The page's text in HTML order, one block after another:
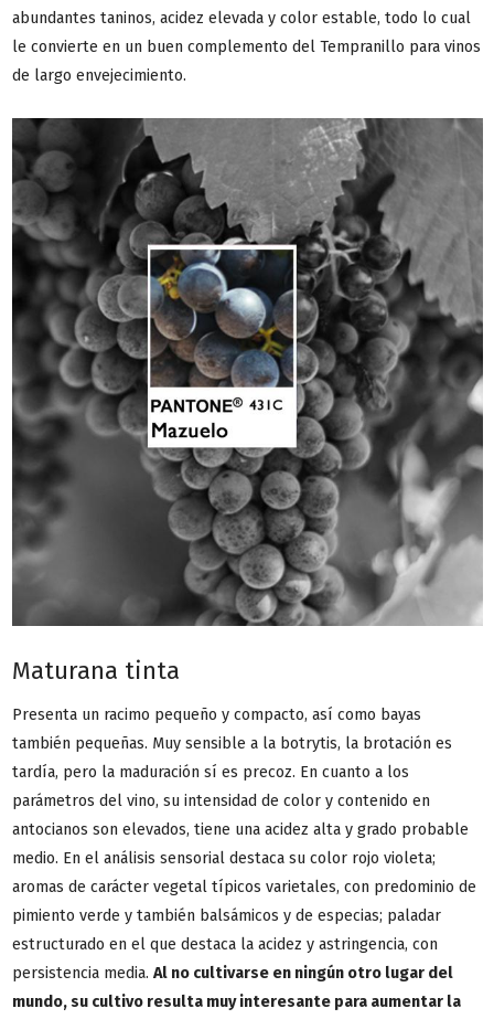
abundantes taninos, acidez elevada y color estable, todo lo cual
le convierte en un buen complemento del Tempranillo para vinos
de largo envejecimiento.
Maturana tinta
Presenta un racimo pequeño y compacto, así como bayas
también pequeñas. Muy sensible a la botrytis, la brotación es
tardía, pero la maduración sí es precoz. En cuanto a los
parámetros del vino, su intensidad de color y contenido en
antocianos son elevados, tiene una acidez alta y grado probable
medio. En el análisis sensorial destaca su color rojo violeta;
aromas de carácter vegetal típicos varietales, con predominio de
pimiento verde y también balsámicos y de especias; paladar
estructurado en el que destaca la acidez y astringencia, con
persistencia media. Al no cultivarse en ningún otro lugar del
mundo, su cultivo resulta muy interesante para aumentar la